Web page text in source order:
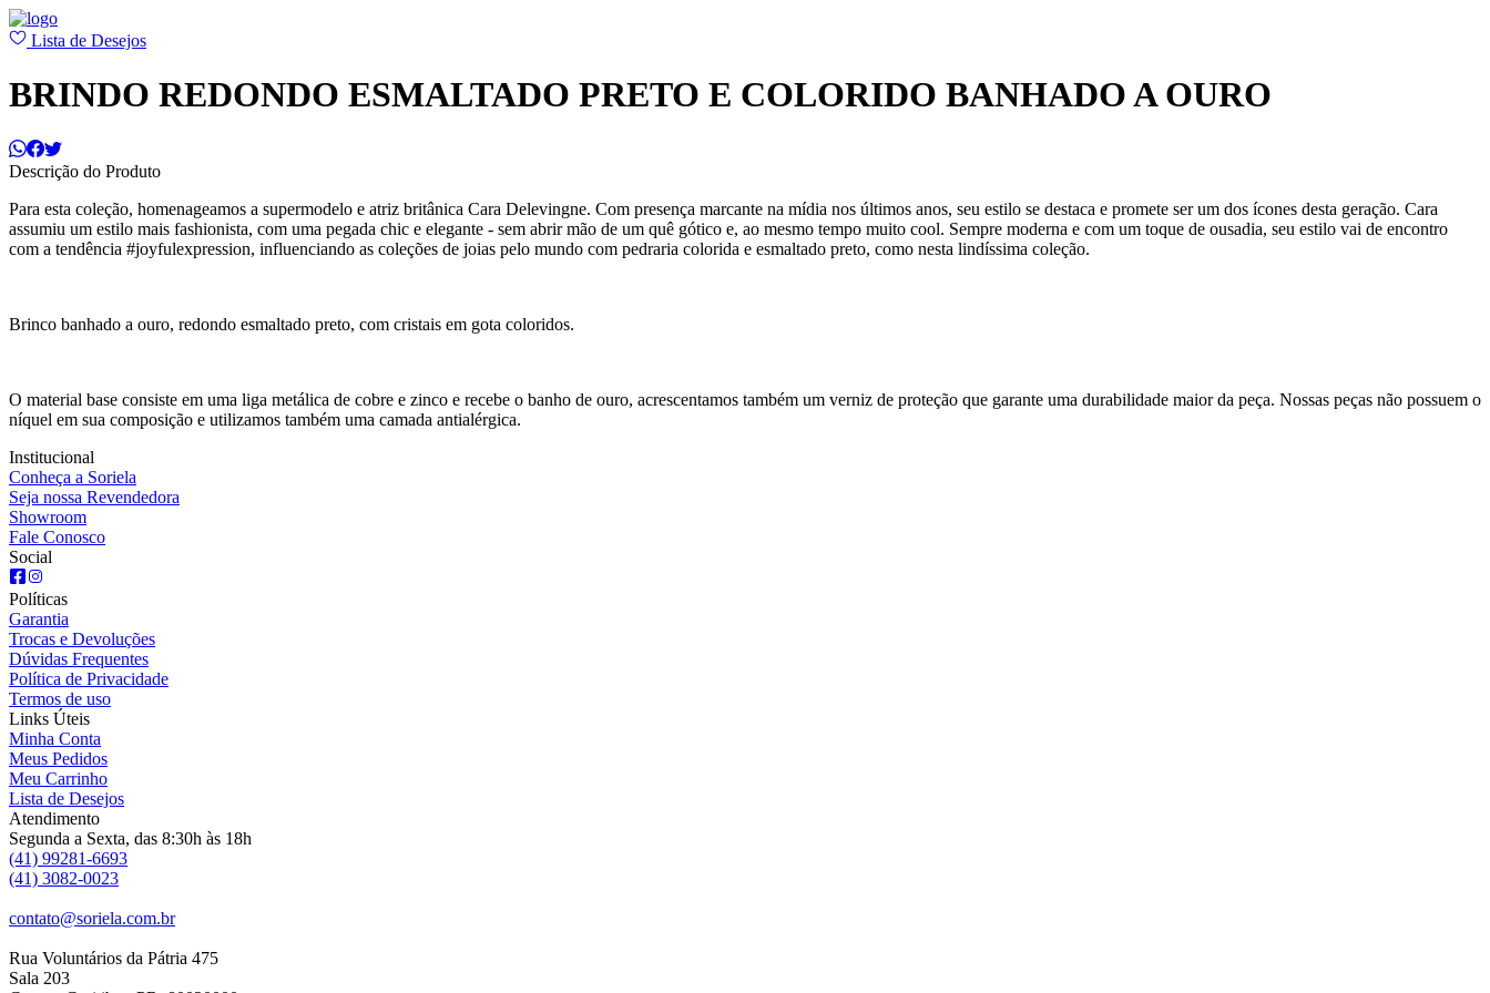
Lista de Desejos
BRINDO REDONDO ESMALTADO PRETO E COLORIDO BANHADO A OURO
Descrição do Produto
Para esta coleção, homenageamos a supermodelo e atriz britânica Cara Delevingne. Com presença marcante na mídia nos últimos anos, seu estilo se destaca e promete ser um dos ícones desta geração. Cara
assumiu um estilo mais fashionista, com uma pegada chic e elegante - sem abrir mão de um quê gótico e, ao mesmo tempo muito cool. Sempre moderna e com um toque de ousadia, seu estilo vai de encontro
com a tendência #joyfulexpression, influenciando as coleções de joias pelo mundo com pedraria colorida e esmaltado preto, como nesta lindíssima coleção.
Brinco banhado a ouro, redondo esmaltado preto, com cristais em gota coloridos.
O material base consiste em uma liga metálica de cobre e zinco e recebe o banho de ouro, acrescentamos também um verniz de proteção que garante uma durabilidade maior da peça. Nossas peças não possuem o
níquel em sua composição e utilizamos também uma camada antialérgica.
Institucional
Conheça a Soriela
Seja nossa Revendedora
Showroom
Fale Conosco
Social
Políticas
Garantia
Trocas e Devoluções
Dúvidas Frequentes
Política de Privacidade
Termos de uso
Links Úteis
Minha Conta
Meus Pedidos
Meu Carrinho
Lista de Desejos
Atendimento
Segunda a Sexta, das 8:30h às 18h
(41) 99281-6693
(41) 3082-0023
contato@soriela.com.br
Rua Voluntários da Pátria 475
Sala 203